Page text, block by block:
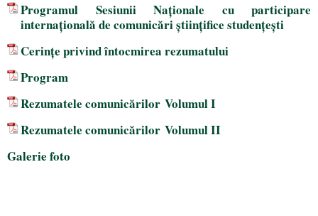
Programul Sesiunii Naționale cu participare
internațională de comunicări științifice studențești
Cerințe privind întocmirea rezumatului
Program
Rezumatele comunicărilor Volumul I
Rezumatele comunicărilor Volumul II
Galerie foto